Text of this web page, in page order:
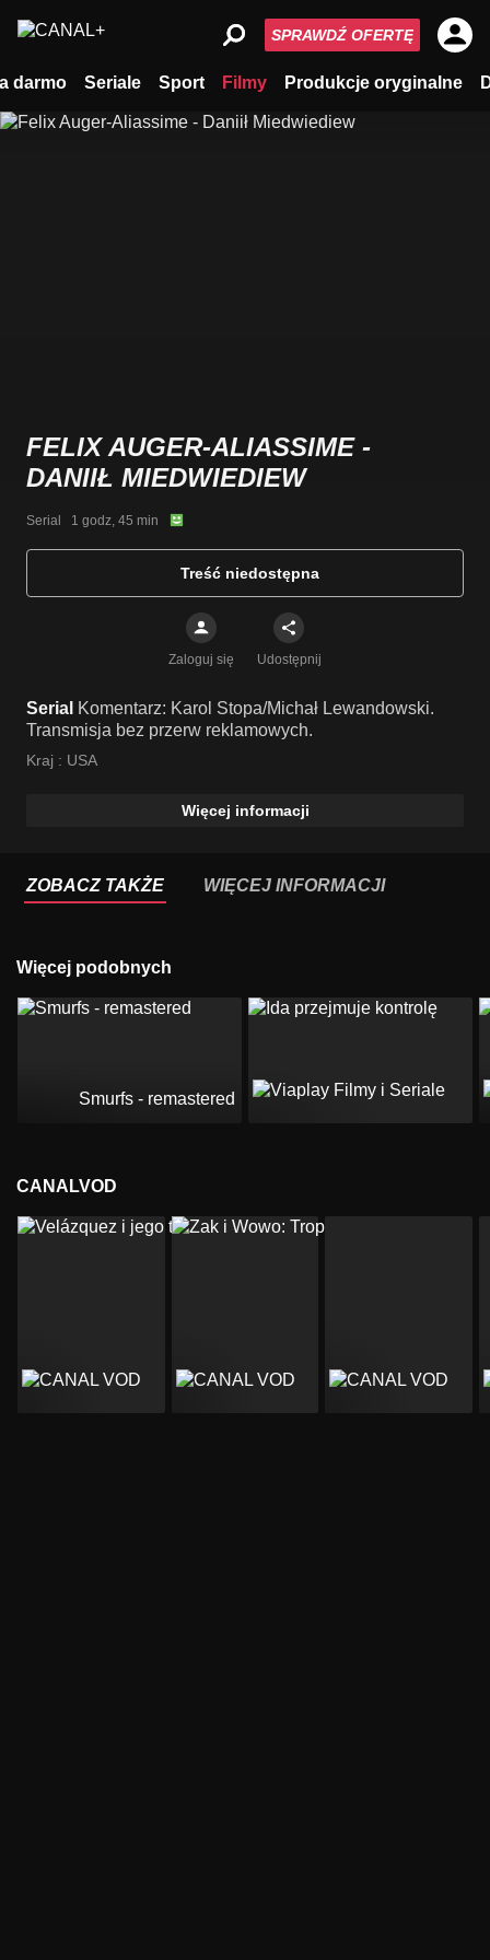
darmo Seriale Sport Filmy Produkcje oryginalne
SPRAWDŹ OFERTĘ
FELIX AUGER-ALIASSIME -
DANIIŁ MIEDWIEDIEW
Serial   1 godz, 45 min
Treść niedostępna
Zaloguj się Udostępnij
Serial Komentarz: Karol Stopa/Michał Lewandowski.
Transmisja bez przerw reklamowych.
Kraj : USA
Więcej informacji
ZOBACZ TAKŻE WIĘCEJ INFORMACJI
Więcej podobnych
Smurfs - remastered
CANALVOD